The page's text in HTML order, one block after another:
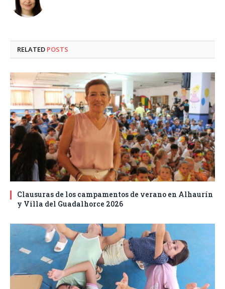
RELATED POSTS
Clausuras de los campamentos de verano en Alhaurín
y Villa del Guadalhorce 2026